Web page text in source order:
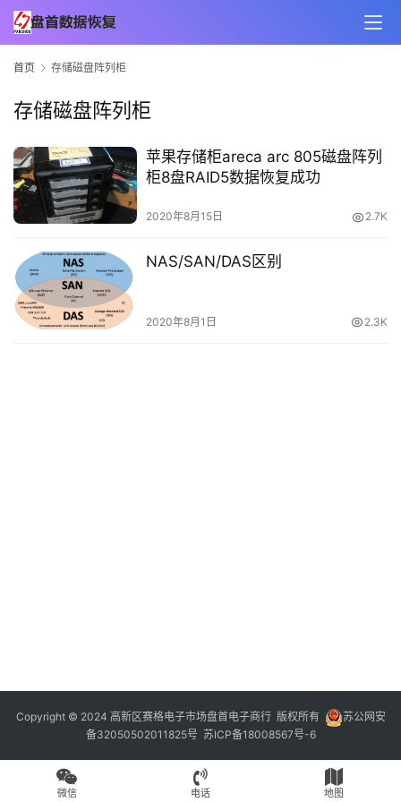
首页 存储磁盘阵列柜
存储磁盘阵列柜
苹果存储柜areca arc 805磁盘阵列
柜8盘RAID5数据恢复成功
2020年8月15日 2.7K
NAS/SAN/DAS区别
2020年8月1日 2.3K
Copyright © 2024 高新区赛格电子市场盘首电子商行 版权所有
苏公网安
备32050502011825号 苏ICP备18008567号-6
微信 电话 地图